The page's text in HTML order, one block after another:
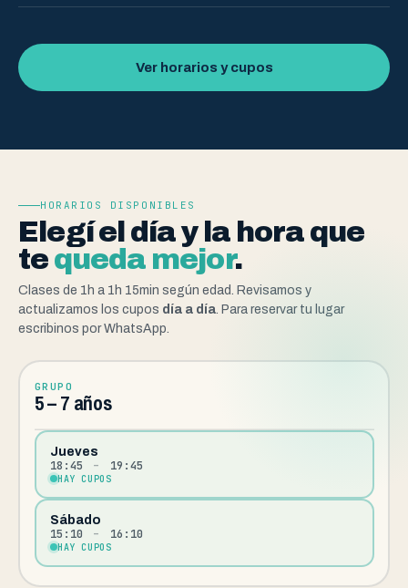
Ver horarios y cupos
HORARIOS DISPONIBLES
Elegí el día y la hora que
te queda mejor.
Clases de 1h a 1h 15min según edad. Revisamos y
actualizamos los cupos día a día. Para reservar tu lugar
escribinos por WhatsApp.
GRUPO
5 – 7 años
Jueves
18:45 – 19:45
HAY CUPOS
Sábado
15:10 – 16:10
HAY CUPOS